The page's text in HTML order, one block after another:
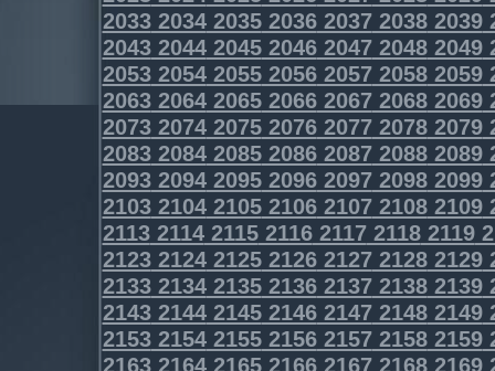
2033203420352036203720382039
2043204420452046204720482049
2053205420552056205720582059
2063206420652066206720682069
2073207420752076207720782079
2083208420852086208720882089
2093209420952096209720982099
2103210421052106210721082109
2113211421152116211721182119
2123212421252126212721282129
2133213421352136213721382139
2143214421452146214721482149
2153215421552156215721582159
2163216421652166216721682169